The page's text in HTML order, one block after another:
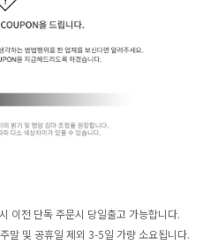
이전 단독 주문시 당일출고 가능합니다.
말 및 공휴일 제외 3-5일 가량 소요됩니다.